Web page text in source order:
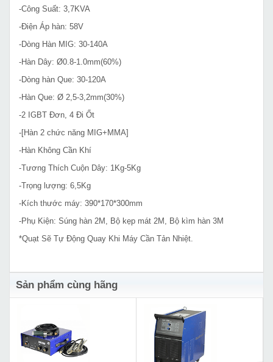
-Công Suất: 3,7KVA
-Điện Áp hàn: 58V
-Dòng Hàn MIG: 30-140A
-Hàn Dây: Ø0.8-1.0mm(60%)
-Dòng hàn Que: 30-120A
-Hàn Que: Ø 2,5-3,2mm(30%)
-2 IGBT Đơn, 4 Đi Ốt
-[Hàn 2 chức năng MIG+MMA]
-Hàn Không Cần Khí
-Tương Thích Cuộn Dây: 1Kg-5Kg
-Trọng lượng: 6,5Kg
-Kích thước máy: 390*170*300mm
-Phụ Kiện: Súng hàn 2M, Bộ kẹp mát 2M, Bộ kìm hàn 3M
*Quạt Sẽ Tự Động Quay Khi Máy Cần Tản Nhiệt.
Sản phẩm cùng hãng